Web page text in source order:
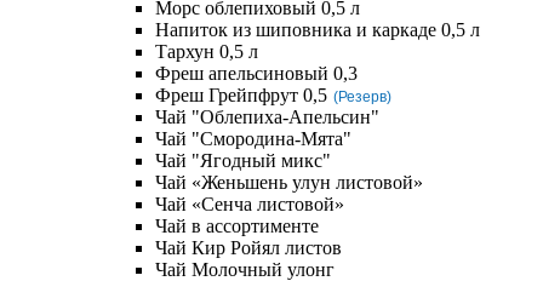
Морс облепиховый 0,5 л
Напиток из шиповника и каркаде 0,5 л
Тархун 0,5 л
Фреш апельсиновый 0,3
Фреш Грейпфрут 0,5 (Резерв)
Чай "Облепиха-Апельсин"
Чай "Смородина-Мята"
Чай "Ягодный микс"
Чай «Женьшень улун листовой»
Чай «Сенча листовой»
Чай в ассортименте
Чай Кир Ройял листов
Чай Молочный улонг